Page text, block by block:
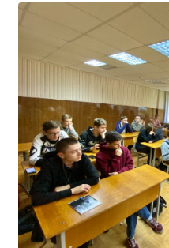
Профориентация
Обращения онлайн
Контакты
Региональный центр
Учебно-
Центр карьеры
Противодействие
Всероссийское
Региональная
СВЕДЕНИЯ ОБ